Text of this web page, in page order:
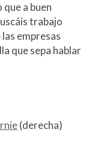
a buen
trabajo
empresas
que sepa hablar
(derecha)